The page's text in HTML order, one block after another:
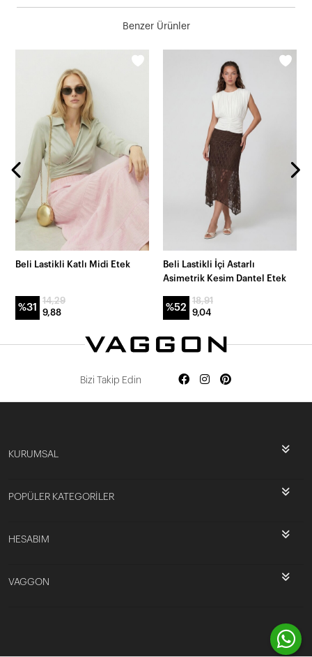
Benzer Ürünler
Beli Lastikli Katlı Midi Etek
%31
14,29
9,88
Beli Lastikli İçi Astarlı
Asimetrik Kesim Dantel Etek
%52
18,91
9,04
Bizi Takip Edin
KURUMSAL
POPÜLER KATEGORİLER
HESABIM
VAGGON